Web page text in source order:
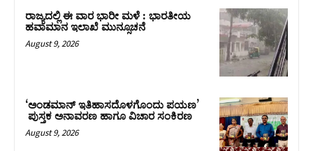
ರಾಜ್ಯದಲ್ಲಿ ಈ ವಾರ ಭಾರೀ ಮಳೆ : ಭಾರತೀಯ
ಹವಾಮಾನ ಇಲಾಖೆ ಮುನ್ಸೂಚನೆ
August 9, 2026
‘ಅಂಡಮಾನ್ ಇತಿಹಾಸದೊಳಗೊಂದು ಪಯಣ’
ಪುಸ್ತಕ ಅನಾವರಣ ಹಾಗೂ ವಿಚಾರ ಸಂಕಿರಣ
August 9, 2026